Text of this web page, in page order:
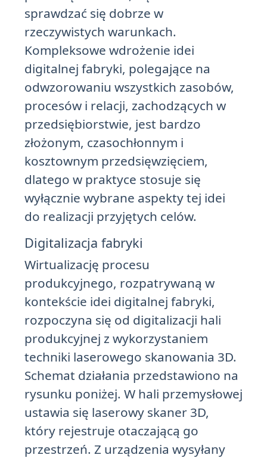
sprawdzać się dobrze w
rzeczywistych warunkach.
Kompleksowe wdrożenie idei
digitalnej fabryki, polegające na
odwzorowaniu wszystkich zasobów,
procesów i relacji, zachodzących w
przedsiębiorstwie, jest bardzo
złożonym, czasochłonnym i
kosztownym przedsięwzięciem,
dlatego w praktyce stosuje się
wyłącznie wybrane aspekty tej idei
do realizacji przyjętych celów.
Digitalizacja fabryki
Wirtualizację procesu
produkcyjnego, rozpatrywaną w
kontekście idei digitalnej fabryki,
rozpoczyna się od digitalizacji hali
produkcyjnej z wykorzystaniem
techniki laserowego skanowania 3D.
Schemat działania przedstawiono na
rysunku poniżej. W hali przemysłowej
ustawia się laserowy skaner 3D,
który rejestruje otaczającą go
przestrzeń. Z urządzenia wysyłany